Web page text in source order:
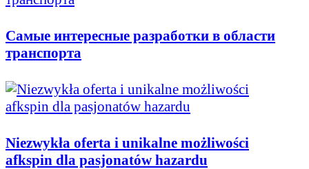
Самые интересные разработки в области
транспорта
Niezwykła oferta i unikalne możliwości
afkspin dla pasjonatów hazardu